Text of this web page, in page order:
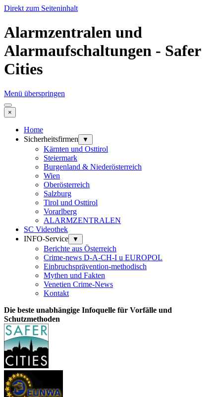
Direkt zum Seiteninhalt
Alarmzentralen und
Alarmaufschaltungen - Safer
Cities
Menü überspringen
×
Home
Sicherheitsfirmen
▼
Kärnten und Osttirol
Steiermark
Burgenland & Niederösterreich
Wien
Oberösterreich
Salzburg
Tirol und Osttirol
Vorarlberg
ALARMZENTRALEN
SC Videothek
INFO-Service
▼
Berichte aus Österreich
Crime-news D-A-CH-I u EUROPOL
Einbruchsprävention-methodisch
Mythen und Fakten
Venetien Crime-News
Kontakt
Die beste unabhängige Infoquelle für Vorfälle und
Schutzmethoden